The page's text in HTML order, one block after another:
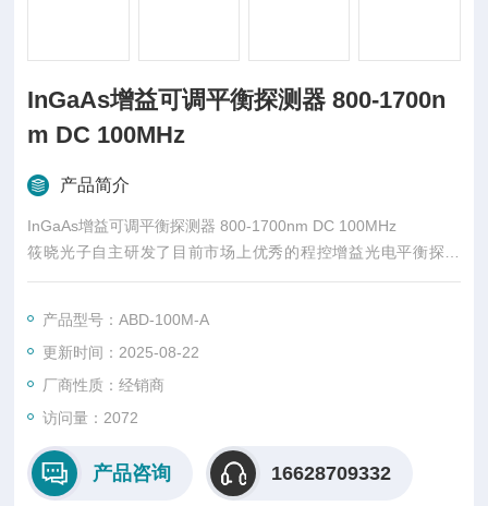
InGaAs增益可调平衡探测器 800-1700n
m DC 100MHz
产品简介
InGaAs增益可调平衡探测器 800-1700nm DC 100MHz
筱晓光子自主研发了目前市场上优秀的程控增益光电平衡探测
器，该探测器通过软件方便快捷调节增益，增益调节范围高达31
噪声低，输出信噪比以及信号带宽不受影响，te别适用于科研、
设备集成。
产品型号：ABD-100M-A
更新时间：2025-08-22
厂商性质：经销商
访问量：2072
产品咨询 16628709332